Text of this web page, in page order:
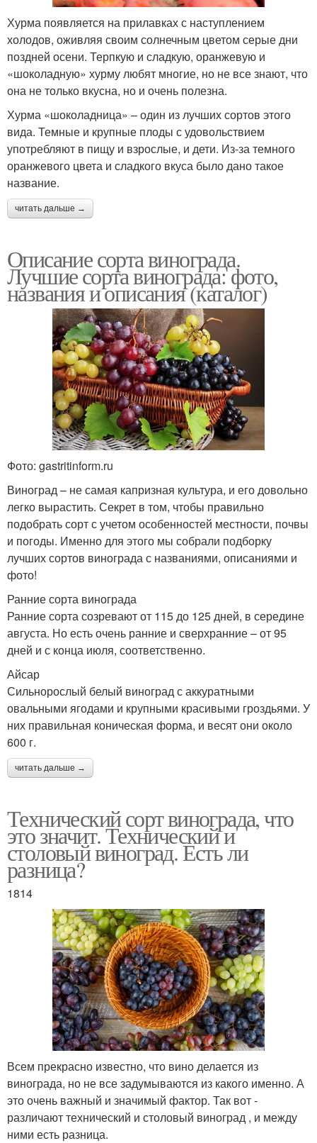
Хурма появляется на прилавках с наступлением
холодов, оживляя своим солнечным цветом серые дни
поздней осени. Терпкую и сладкую, оранжевую и
«шоколадную» хурму любят многие, но не все знают, что
она не только вкусна, но и очень полезна.
Хурма «шоколадница» – один из лучших сортов этого
вида. Темные и крупные плоды с удовольствием
употребляют в пищу и взрослые, и дети. Из-за темного
оранжевого цвета и сладкого вкуса было дано такое
название.
читать дальше →
Описание сорта винограда.
Лучшие сорта винограда: фото,
названия и описания (каталог)
Фото: gastritinform.ru
Виноград – не самая капризная культура, и его довольно
легко вырастить. Секрет в том, чтобы правильно
подобрать сорт с учетом особенностей местности, почвы
и погоды. Именно для этого мы собрали подборку
лучших сортов винограда с названиями, описаниями и
фото!
Ранние сорта винограда
Ранние сорта созревают от 115 до 125 дней, в середине
августа. Но есть очень ранние и сверхранние – от 95
дней и с конца июля, соответственно.
Айсар
Сильнорослый белый виноград с аккуратными
овальными ягодами и крупными красивыми гроздьями. У
них правильная коническая форма, и весят они около
600 г.
читать дальше →
Технический сорт винограда, что
это значит. Технический и
столовый виноград. Есть ли
разница?
1814
Всем прекрасно известно, что вино делается из
винограда, но не все задумываются из какого именно. А
это очень важный и значимый фактор. Так вот -
различают технический и столовый виноград , и между
ними есть разница.